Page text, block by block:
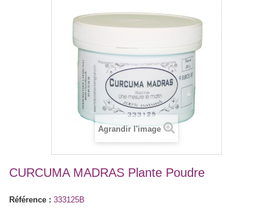
Agrandir l'image
CURCUMA MADRAS Plante Poudre
Référence : 333125B